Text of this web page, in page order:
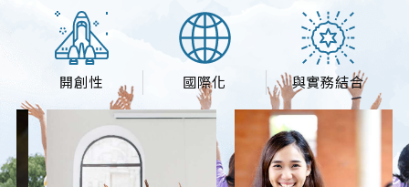
涯，以及思考該培養的職能時，能夠更
有方向的去探索與認識。第一場講座
（3月18日）－投資銀行業的現況與未
來 講者－黃齊元學長為藍濤亞洲投
資銀行總裁，為東海大學企管系之系
友，同時也是東海大學產業智慧轉型中
心執行長。於本次講座中，學長為我們
介紹金融業的現況與未來趨勢，並且透
過企業家的角度來分析同學們在職涯上
開創性 國際化 與實務結合